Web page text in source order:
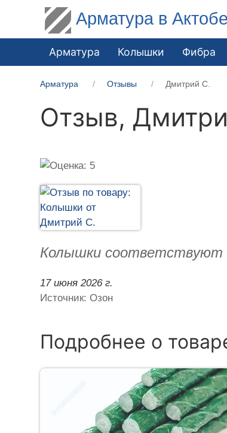
Арматура в Актобе
Арматура Колышки Фибра
Арматура Отзывы Дмитрий С.
Отзыв,
Колышки соответствуют
17 июня 2026 г.
Источник: Озон
Подробнее о